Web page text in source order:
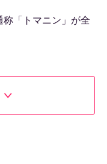
称「トマニン」が全